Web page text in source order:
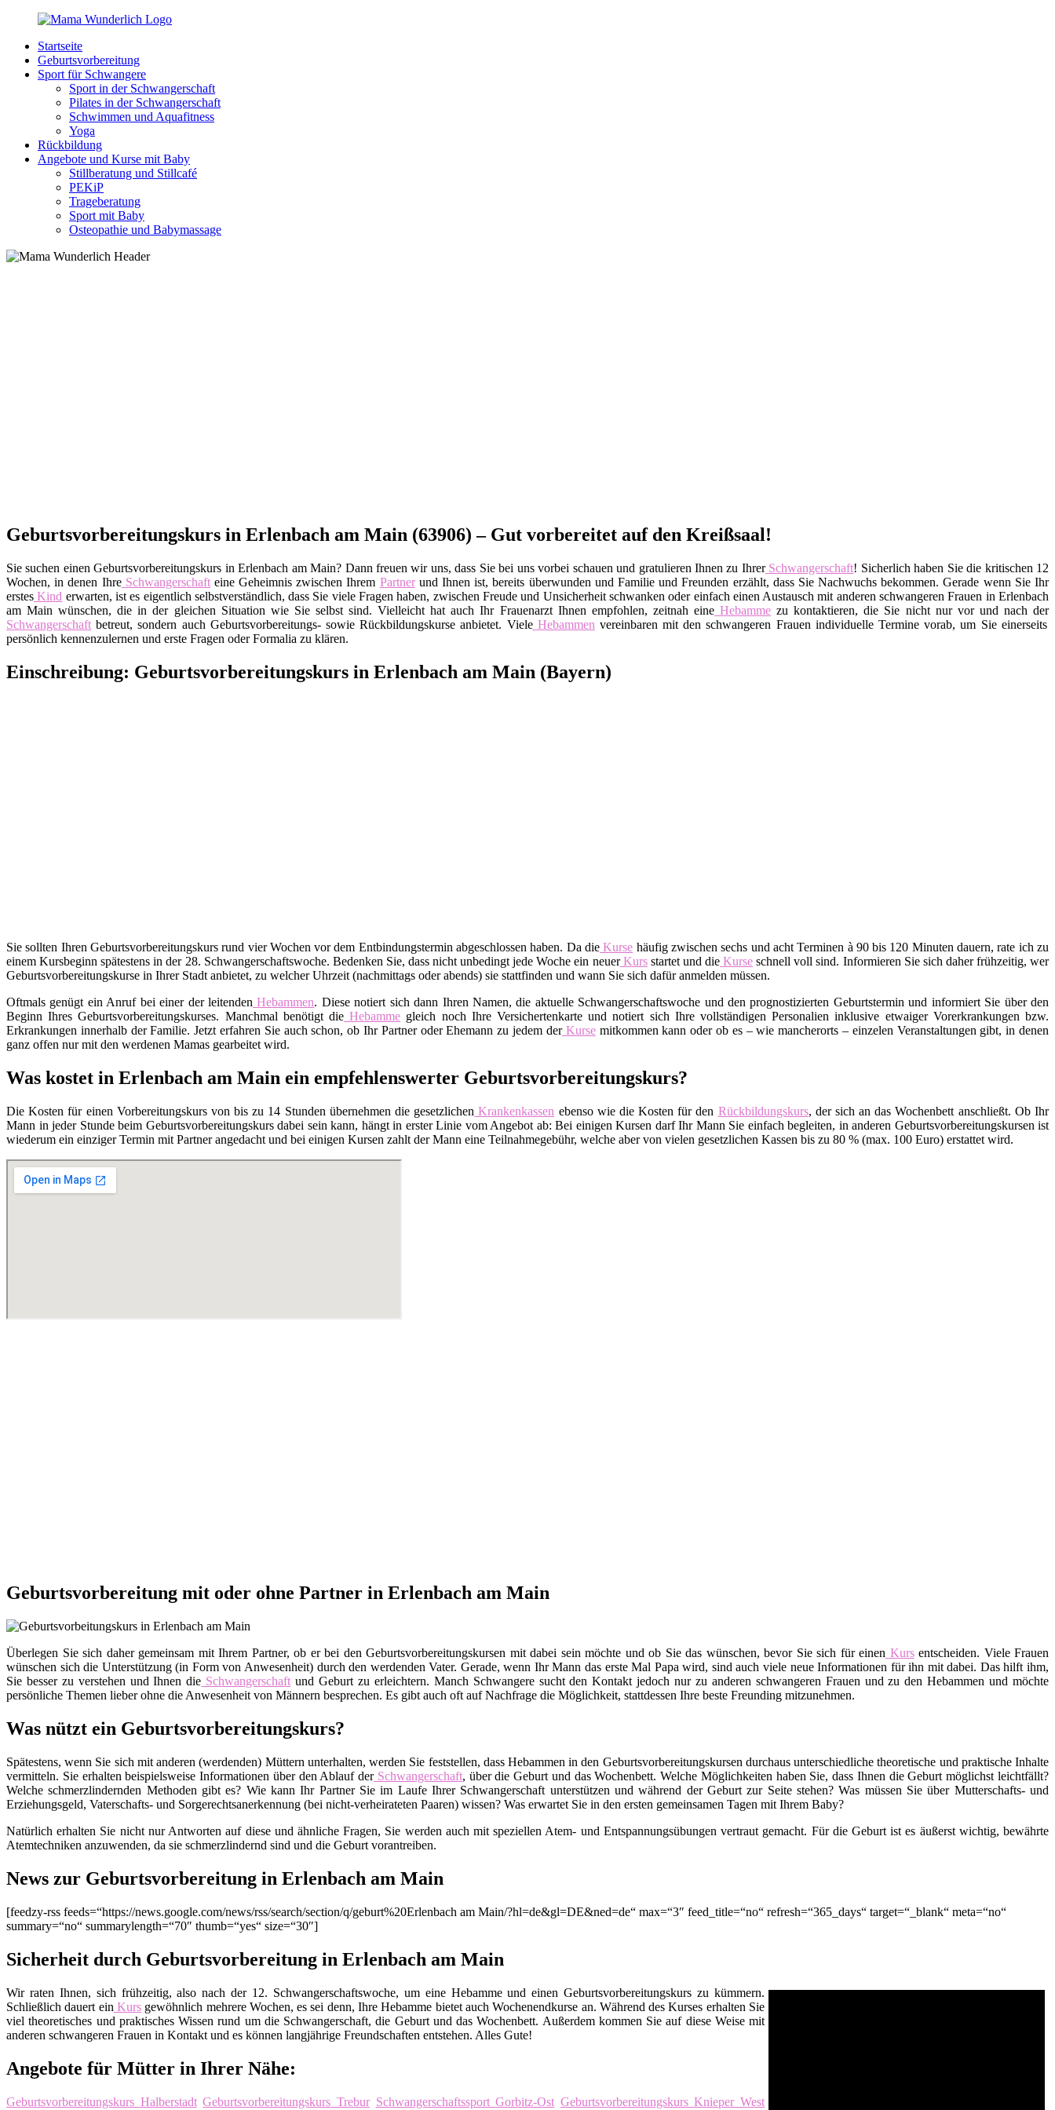
Zurück
Inhalt
MamaWunderlich.de
Mutti
sein
wunderbar!
Startseite
Geburtsvorbereitung
Sport für Schwangere
Sport in der Schwangerschaft
Pilates in der Schwangerschaft
Schwimmen und Aquafitness
Yoga
Rückbildung
Angebote und Kurse mit Baby
Stillberatung und Stillcafé
PEKiP
Trageberatung
Sport mit Baby
Osteopathie und Babymassage
Geburtsvorbereitungskurs in Erlenbach am Main (63906) – Gut vorbereitet auf den Kreißsaal!
Sie suchen einen Geburtsvorbereitungskurs in Erlenbach am Main? Dann freuen wir uns, dass Sie bei uns vorbei schauen und gratulieren Ihnen zu IhrerSchwangerschaft! Sicherlich haben Sie die kritischen 12
Wochen, in denen IhreSchwangerschafteine Geheimnis zwischen Ihrem Partnerund Ihnen ist, bereits überwunden und Familie und Freunden erzählt, dass Sie Nachwuchs bekommen. Gerade wenn Sie Ihr
erstes Kind erwarten, ist es eigentlich selbstverständlich, dass Sie viele Fragen haben, zwischen Freude und Unsicherheit schwanken oder einfach einen Austausch mit anderen schwangeren Frauen in Erlenbach
am Main wünschen, die in der gleichen Situation wie Sie selbst sind. Vielleicht hat auch Ihr Frauenarzt Ihnen empfohlen, zeitnah eineHebamme zu kontaktieren, die Sie nicht nur vor und nach der
Schwangerschaft betreut, sondern auch Geburtsvorbereitungs- sowie Rückbildungskurse anbietet. VieleHebammen vereinbaren mit den schwangeren Frauen individuelle Termine vorab, um Sie einerseits
persönlich kennenzulernen und erste Fragen oder Formalia zu klären.
Einschreibung: Geburtsvorbereitungskurs in Erlenbach am Main (Bayern)
Sie sollten Ihren Geburtsvorbereitungskurs rund vier Wochen vor dem Entbindungstermin abgeschlossen haben. Da die Kurse häufig zwischen sechs und acht Terminen à 90 bis 120 Minuten dauern, rate ich zu
einem Kursbeginn spätestens in der 28. Schwangerschaftswoche. Bedenken Sie, dass nicht unbedingt jede Woche ein neuerKursstartet und dieKurse schnell voll sind. Informieren Sie sich daher frühzeitig, wer
Geburtsvorbereitungskurse in Ihrer Stadt anbietet, zu welcher Uhrzeit (nachmittags oder abends) sie stattfinden und wann Sie sich dafür anmelden müssen.
Oftmals genügt ein Anruf bei einer der leitenden Hebammen. Diese notiert sich dann Ihren Namen, die aktuelle Schwangerschaftswoche und den prognostizierten Geburtstermin und informiert Sie über den
Beginn Ihres Geburtsvorbereitungskurses. Manchmal benötigt die Hebamme gleich noch Ihre Versichertenkarte und notiert sich Ihre vollständigen Personalien inklusive etwaiger Vorerkrankungen bzw.
Erkrankungen innerhalb der Familie. Jetzt erfahren Sie auch schon, ob Ihr Partner oder Ehemann zu jedem derKursemitkommen kann oder ob es – wie mancherorts – einzelen Veranstaltungen gibt, in denen
ganz offen nur mit den werdenen Mamas gearbeitet wird.
Was kostet in Erlenbach am Main ein empfehlenswerter Geburtsvorbereitungskurs?
Die Kosten für einen Vorbereitungskurs von bis zu 14 Stunden übernehmen die gesetzlichen Krankenkassen ebenso wie die Kosten für den Rückbildungskurs, der sich an das Wochenbett anschließt. Ob Ihr
Mann in jeder Stunde beim Geburtsvorbereitungskurs dabei sein kann, hängt in erster Linie vom Angebot ab: Bei einigen Kursen darf Ihr Mann Sie einfach begleiten, in anderen Geburtsvorbereitungskursen ist
wiederum ein einziger Termin mit Partner angedacht und bei einigen Kursen zahlt der Mann eine Teilnahmegebühr, welche aber von vielen gesetzlichen Kassen bis zu 80 % (max. 100 Euro) erstattet wird.
Geburtsvorbereitung mit oder ohne Partner in Erlenbach am Main
Überlegen Sie sich daher gemeinsam mit Ihrem Partner, ob er bei den Geburtsvorbereitungskursen mit dabei sein möchte und ob Sie das wünschen, bevor Sie sich für einen Kursentscheiden. Viele Frauen
wünschen sich die Unterstützung (in Form von Anwesenheit) durch den werdenden Vater. Gerade, wenn Ihr Mann das erste Mal Papa wird, sind auch viele neue Informationen für ihn mit dabei. Das hilft ihm,
Sie besser zu verstehen und Ihnen die Schwangerschaft und Geburt zu erleichtern. Manch Schwangere sucht den Kontakt jedoch nur zu anderen schwangeren Frauen und zu den Hebammen und möchte
persönliche Themen lieber ohne die Anwesenheit von Männern besprechen. Es gibt auch oft auf Nachfrage die Möglichkeit, stattdessen Ihre beste Freunding mitzunehmen.
Was nützt ein Geburtsvorbereitungskurs?
Spätestens, wenn Sie sich mit anderen (werdenden) Müttern unterhalten, werden Sie feststellen, dass Hebammen in den Geburtsvorbereitungskursen durchaus unterschiedliche theoretische und praktische Inhalte
vermitteln. Sie erhalten beispielsweise Informationen über den Ablauf derSchwangerschaft, über die Geburt und das Wochenbett. Welche Möglichkeiten haben Sie, dass Ihnen die Geburt möglichst leichtfällt?
Welche schmerzlindernden Methoden gibt es? Wie kann Ihr Partner Sie im Laufe Ihrer Schwangerschaft unterstützen und während der Geburt zur Seite stehen? Was müssen Sie über Mutterschafts- und
Erziehungsgeld, Vaterschafts- und Sorgerechtsanerkennung (bei nicht-verheirateten Paaren) wissen? Was erwartet Sie in den ersten gemeinsamen Tagen mit Ihrem Baby?
Natürlich erhalten Sie nicht nur Antworten auf diese und ähnliche Fragen, Sie werden auch mit speziellen Atem- und Entspannungsübungen vertraut gemacht. Für die Geburt ist es äußerst wichtig, bewährte
Atemtechniken anzuwenden, da sie schmerzlindernd sind und die Geburt vorantreiben.
News zur Geburtsvorbereitung in Erlenbach am Main
[feedzy-rss feeds=“https://news.google.com/news/rss/search/section/q/geburt%20Erlenbach am Main/?hl=de&gl=DE&ned=de“ max=“3″ feed_title=“no“ refresh=“365_days“ target=“_blank“ meta=“no“
summary=“no“ summarylength=“70″ thumb=“yes“ size=“30″]
Sicherheit durch Geburtsvorbereitung in Erlenbach am Main
Wir raten Ihnen, sich frühzeitig, also nach der 12. Schwangerschaftswoche, um eine Hebamme und einen Geburtsvorbereitungskurs zu kümmern.
Schließlich dauert ein Kursgewöhnlich mehrere Wochen, es sei denn, Ihre Hebamme bietet auch Wochenendkurse an. Während des Kurses erhalten Sie
viel theoretisches und praktisches Wissen rund um die Schwangerschaft, die Geburt und das Wochenbett. Außerdem kommen Sie auf diese Weise mit
anderen schwangeren Frauen in Kontakt und es können langjährige Freundschaften entstehen. Alles Gute!
Angebote für Mütter in Ihrer Nähe:
Geburtsvorbereitungskurs Halberstadt Geburtsvorbereitungskurs Trebur Schwangerschaftssport Gorbitz-Ost Geburtsvorbereitungskurs Knieper West